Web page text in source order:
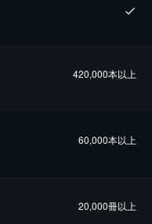
420,000本以上
60,000本以上
20,000冊以上